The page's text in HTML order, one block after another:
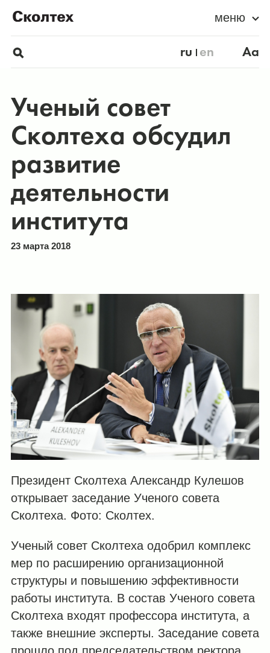
меню
ru en Aa
Ученый совет
Сколтеха обсудил
развитие
деятельности
института
23 марта 2018
Президент Сколтеха Александр Кулешов
открывает заседание Ученого совета
Сколтеха. Фото: Сколтех.
Ученый совет Сколтеха одобрил комплекс
мер по расширению организационной
структуры и повышению эффективности
работы института. В состав Ученого совета
Сколтеха входят профессора института, а
также внешние эксперты. Заседание совета
прошло под председательством ректора